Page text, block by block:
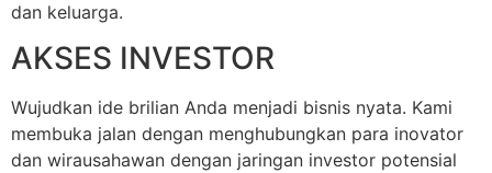
dan keluarga.
AKSES INVESTOR
Wujudkan ide brilian Anda menjadi bisnis nyata. Kami
membuka jalan dengan menghubungkan para inovator
dan wirausahawan dengan jaringan investor potensial